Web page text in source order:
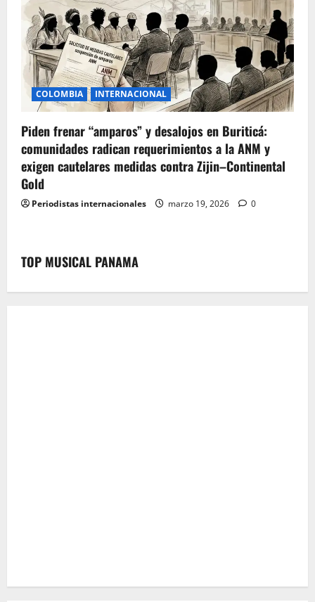
COLOMBIA INTERNACIONAL
Piden frenar “amparos” y desalojos en Buriticá:
comunidades radican requerimientos a la ANM y
exigen cautelares medidas contra Zijin–Continental
Gold
Periodistas internacionales marzo 19, 2026 0
TOP MUSICAL PANAMA